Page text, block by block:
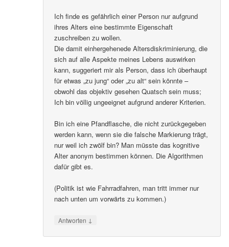
Ich finde es gefährlich einer Person nur aufgrund
ihres Alters eine bestimmte Eigenschaft
zuschreiben zu wollen.
Die damit einhergehenede Altersdiskriminierung, die
sich auf alle Aspekte meines Lebens auswirken
kann, suggeriert mir als Person, dass ich überhaupt
für etwas „zu jung“ oder „zu alt“ sein könnte –
obwohl das objektiv gesehen Quatsch sein muss;
Ich bin völlig ungeeignet aufgrund anderer Kriterien.
Bin ich eine Pfandflasche, die nicht zurückgegeben
werden kann, wenn sie die falsche Markierung trägt,
nur weil ich zwölf bin? Man müsste das kognitive
Alter anonym bestimmen können. Die Algorithmen
dafür gibt es.
(Politik ist wie Fahrradfahren, man tritt immer nur
nach unten um vorwärts zu kommen.)
Antworten ↓